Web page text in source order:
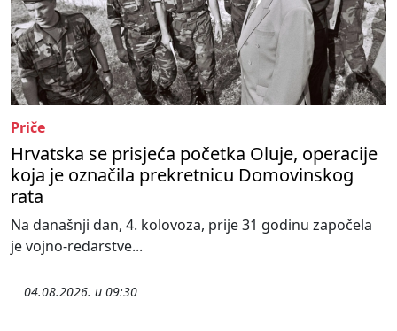
Priče
Hrvatska se prisjeća početka Oluje, operacije
koja je označila prekretnicu Domovinskog
rata
Na današnji dan, 4. kolovoza, prije 31 godinu započela
je vojno-redarstve...
04.08.2026. u 09:30